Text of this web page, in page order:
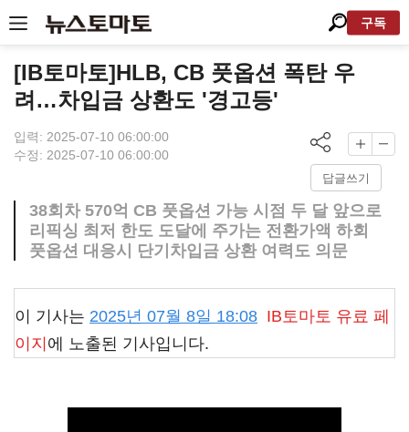
구독
[IB토마토]HLB, CB 풋옵션 폭탄 우
려…차입금 상환도 '경고등'
입력: 2025-07-10 06:00:00
수정: 2025-07-10 06:00:00
답글쓰기
38회차 570억 CB 풋옵션 가능 시점 두 달 앞으로
리픽싱 최저 한도 도달에 주가는 전환가액 하회
풋옵션 대응시 단기차입금 상환 여력도 의문
이 기사는 2025년 07월 8일 18:08 IB토마토 유료 페
이지 에 노출된 기사입니다.